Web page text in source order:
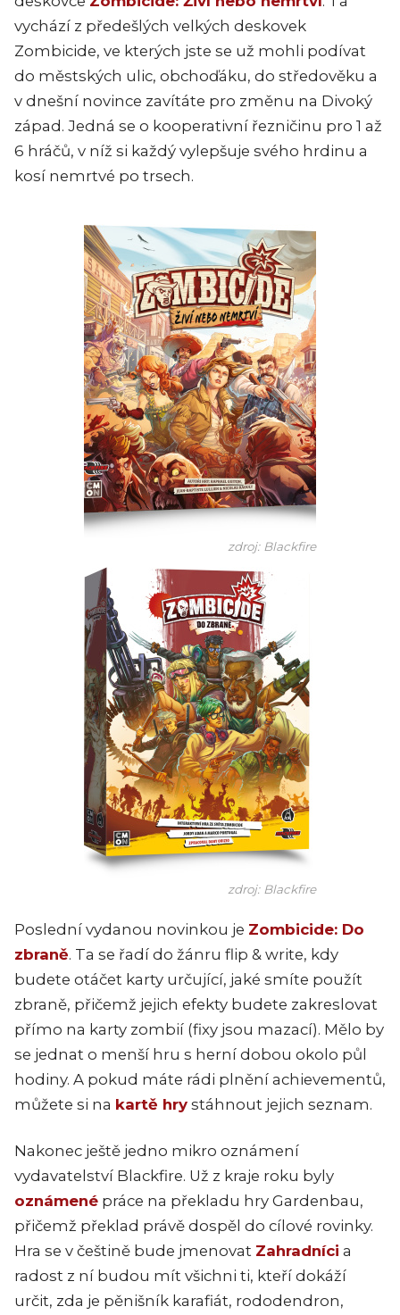
vychází z předešlých velkých deskovek
Zombicide, ve kterých jste se už mohli podívat
do městských ulic, obchoďáku, do středověku a
v dnešní novince zavítáte pro změnu na Divoký
západ. Jedná se o kooperativní řezničinu pro 1 až
6 hráčů, v níž si každý vylepšuje svého hrdinu a
kosí nemrtvé po trsech.
zdroj: Blackfire
zdroj: Blackfire
Poslední vydanou novinkou je Zombicide: Do
zbraně. Ta se řadí do žánru flip & write, kdy
budete otáčet karty určující, jaké smíte použít
zbraně, přičemž jejich efekty budete zakreslovat
přímo na karty zombií (fixy jsou mazací). Mělo by
se jednat o menší hru s herní dobou okolo půl
hodiny. A pokud máte rádi plnění achievementů,
můžete si na kartě hry stáhnout jejich seznam.
Nakonec ještě jedno mikro oznámení
vydavatelství Blackfire. Už z kraje roku byly
oznámené práce na překladu hry Gardenbau,
přičemž překlad právě dospěl do cílové rovinky.
Hra se v češtině bude jmenovat Zahradníci a
radost z ní budou mít všichni ti, kteří dokáží
určit, zda je pěnišník karafiát, rododendron,